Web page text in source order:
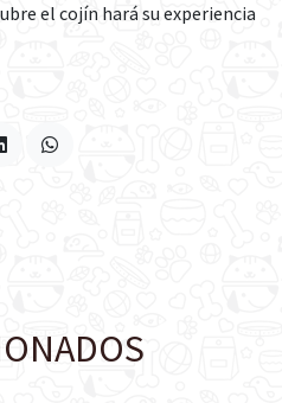
el cojín hará su experiencia